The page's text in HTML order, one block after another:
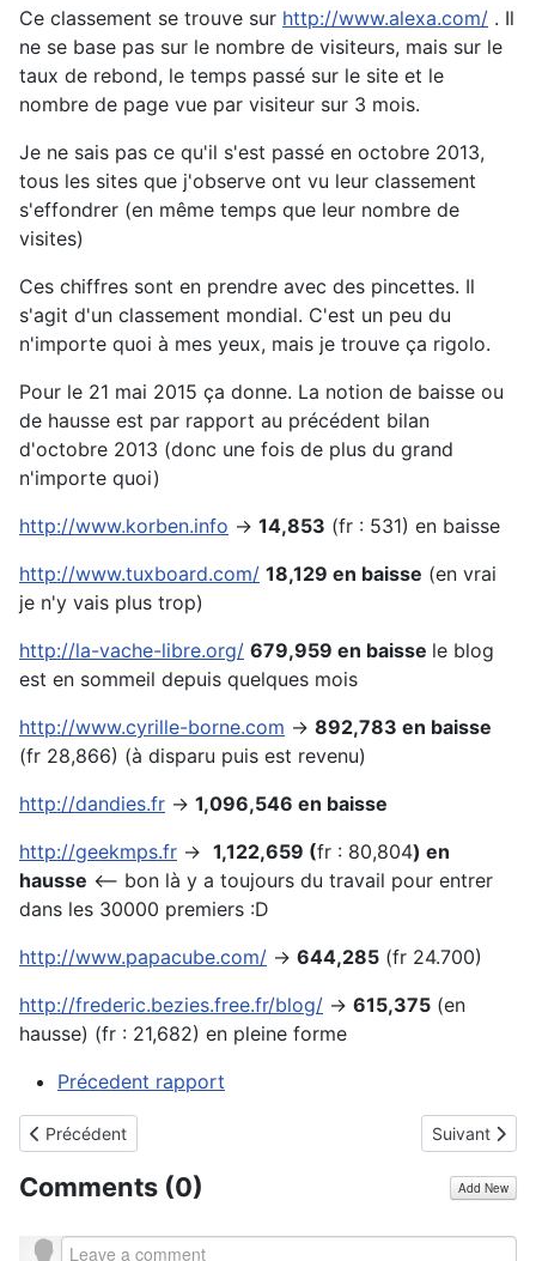
Ce classement se trouve sur http://www.alexa.com/ . Il
ne se base pas sur le nombre de visiteurs, mais sur le
taux de rebond, le temps passé sur le site et le
nombre de page vue par visiteur sur 3 mois.
Je ne sais pas ce qu'il s'est passé en octobre 2013,
tous les sites que j'observe ont vu leur classement
s'effondrer (en même temps que leur nombre de
visites)
Ces chiffres sont en prendre avec des pincettes. Il
s'agit d'un classement mondial. C'est un peu du
n'importe quoi à mes yeux, mais je trouve ça rigolo.
Pour le 21 mai 2015 ça donne. La notion de baisse ou
de hausse est par rapport au précédent bilan
d'octobre 2013 (donc une fois de plus du grand
n'importe quoi)
http://www.korben.info -> 14,853 (fr : 531) en baisse
http://www.tuxboard.com/ 18,129 en baisse (en vrai
je n'y vais plus trop)
http://la-vache-libre.org/ 679,959 en baisse le blog
est en sommeil depuis quelques mois
http://www.cyrille-borne.com -> 892,783 en baisse
(fr 28,866) (à disparu puis est revenu)
http://dandies.fr -> 1,096,546 en baisse
http://geekmps.fr -> 1,122,659 (fr : 80,804) en
hausse <-- bon là y a toujours du travail pour entrer
dans les 30000 premiers :D
http://www.papacube.com/ -> 644,285 (fr 24.700)
http://frederic.bezies.free.fr/blog/ -> 615,375 (en
hausse) (fr : 21,682) en pleine forme
Précedent rapport
Article précédent : Nous prendrait on pour des pommes pourries
Précédent Article
Suivant
Comments (0) Add New